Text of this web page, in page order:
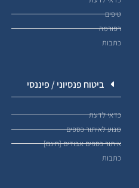
טיפים
רפורמה
כתבות
ביטוח פנסיוני / פיננסי
כדאי לדעת
מנוע לאיתור כספים
איתור כספים אבודים [חינם]
כתבות